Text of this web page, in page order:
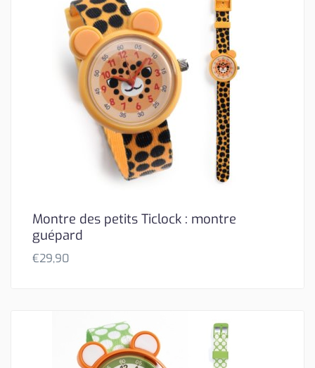
Montre des petits Ticlock : montre
guépard
€29,90